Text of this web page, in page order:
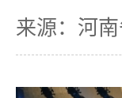
来源：河